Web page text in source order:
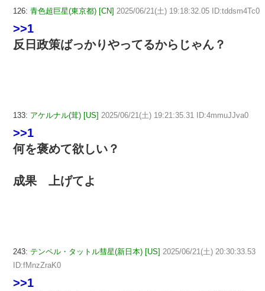
126: 青色超巨星(東京都) [CN] 2025/06/21(土) 19:18:32.05 ID:tddsm4Tc0
>>1
反日政策ばっかりやってるからじゃん？
133: アケルナル(茸) [US] 2025/06/21(土) 19:21:35.31 ID:4mmuJJva0
>>1
何を褒めて欲しい？
成果 上げてよ
243: テンペル・タットル彗星(新日本) [US] 2025/06/21(土) 20:30:33.53
ID:fMnzZraK0
>>1